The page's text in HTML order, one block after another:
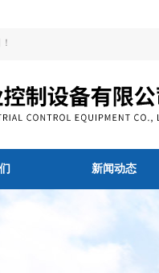
新闻动态